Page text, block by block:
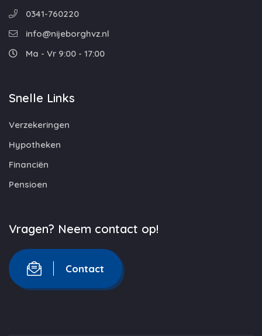
0341-760220
info@nijeborghvz.nl
Ma - Vr 9:00 - 17:00
Snelle Links
Verzekeringen
Hypotheken
Financiën
Pensioen
Vragen? Neem contact op!
Contact